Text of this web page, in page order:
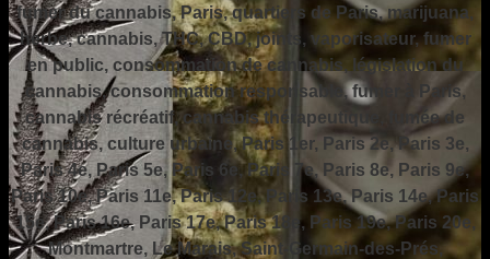
fumer du cannabis, Paris, quartiers de Paris, marijuana,
herbe, cannabis, THC, CBD, joints, vaporisateur, fumer
en public, consommation de cannabis, législation du
cannabis, consommation responsable, fumer à Paris,
cannabis récréatif, cannabis thérapeutique, fumée de
cannabis, culture urbaine, Paris 1er, Paris 2e, Paris 3e,
Paris 4e, Paris 5e, Paris 6e, Paris 7e, Paris 8e, Paris 9e,
Paris 10e, Paris 11e, Paris 12e, Paris 13e, Paris 14e, Paris
15e, Paris 16e, Paris 17e, Paris 18e, Paris 19e, Paris 20e,
Montmartre, Le Marais, Saint-Germain-des-Prés,